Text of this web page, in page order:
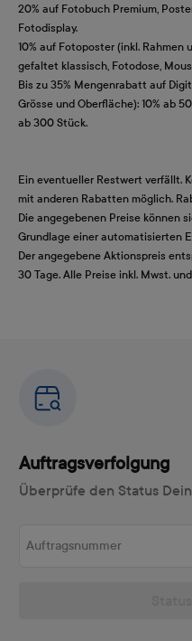
20% auf Fotobuch Premium,
Fotodisplay.
10% auf Fotoposter (inkl. Rahmen
gefaltet klassisch, Fotodose,
Bis zu 35% Mengenrabatt auf
Grösse und Oberfläche): 10% ab
ab 300 Stück.
Ein eventueller Restwert verfällt.
mit anderen Rabatten möglich.
Die angegebenen Preise können
Grundlage einer automatisierten
Der angegebene Aktionspreis
30 Tage. Alle Preise inkl. Mwst.
Auftragsverfolgung
Überprüfe den Status